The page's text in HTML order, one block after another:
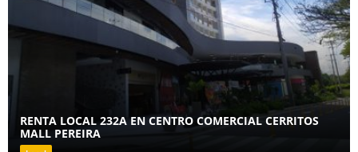
RENTA LOCAL 232A EN CENTRO COMERCIAL CERRITOS
MALL PEREIRA